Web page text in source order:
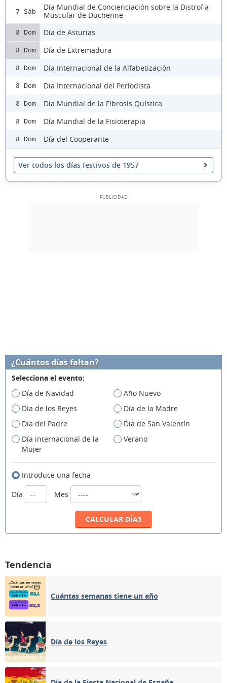
7 Sáb
Día Mundial de Concienciación sobre la Distrofia
Muscular de Duchenne
8 Dom Día de Asturias
8 Dom Día de Extremadura
8 Dom Día Internacional de la Alfabetización
8 Dom Día Internacional del Periodista
8 Dom Día Mundial de la Fibrosis Quística
8 Dom Día Mundial de la Fisioterapia
8 Dom Día del Cooperante
Ver todos los días festivos de 1957
¿Cuántos días faltan?
Selecciona el evento:
Día de Navidad
Año Nuevo
Dia de los Reyes
Día de la Madre
Día del Padre
Día de San Valentín
Día internacional de la
Mujer
Verano
Introduce una fecha
Día
Mes
Tendencia
Cuántas semanas tiene un año
Día de los Reyes